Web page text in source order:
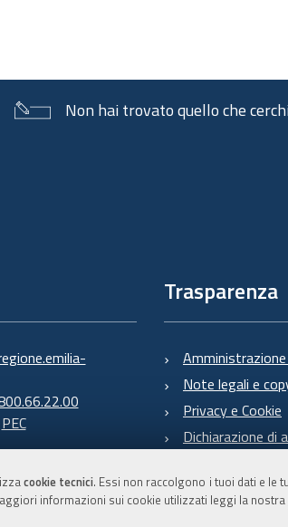
cookie tecnici. Essi non raccolgono i tuoi dati e le
informazioni sui cookie utilizzati leggi la nostra
Non hai trovato quello che
PEC
Trasparenza
Note legali e
Privacy e Cookie
Dichiarazione di